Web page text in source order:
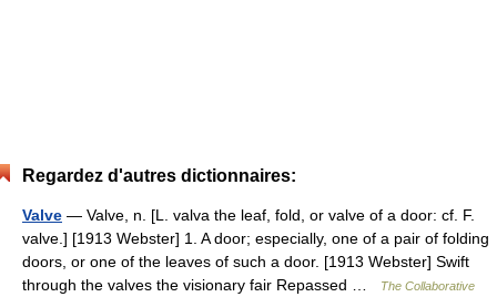
Regardez d'autres dictionnaires:
Valve — Valve, n. [L. valva the leaf, fold, or valve of a door: cf. F.
valve.] [1913 Webster] 1. A door; especially, one of a pair of folding
doors, or one of the leaves of such a door. [1913 Webster] Swift
through the valves the visionary fair Repassed …
The Collaborative